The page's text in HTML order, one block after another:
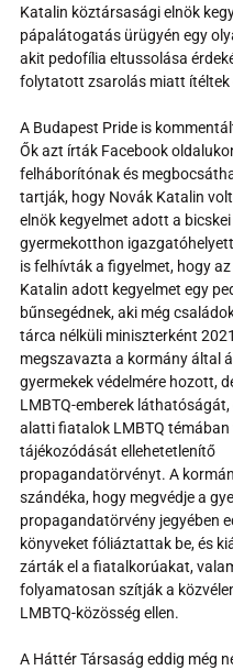
Katalin köztársasági elnök
pápalátogatás ürügyén egy
akit pedofília eltussolása
folytatott zsarolás miatt ítéltek
A Budapest Pride is
Ők azt írták Facebook
felháborítónak és
tartják, hogy Novák Katalin
elnök kegyelmet adott a bicskei
gyermekotthon
is felhívták a figyelmet, hogy
Katalin adott kegyelmet egy
bűnsegédnek, aki még
tárca nélküli miniszterként
megszavazta a kormány által
gyermekek védelmére hozott,
LMBTQ-emberek láthatóságát,
alatti fiatalok LMBTQ témában
tájékozódását ellehetetlenítő
propagandatörvényt. A
szándéka, hogy megvédje a
propagandatörvény jegyében
könyveket fóliáztattak be, és
zárták el a fiatalkorúakat,
folyamatosan szítják a
LMBTQ-közösség ellen.
A Háttér Társaság eddig még